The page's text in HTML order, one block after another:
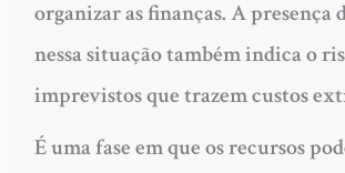
organizar as finanças. A presença
nessa situação também indica o
imprevistos que trazem custos
É uma fase em que os recursos